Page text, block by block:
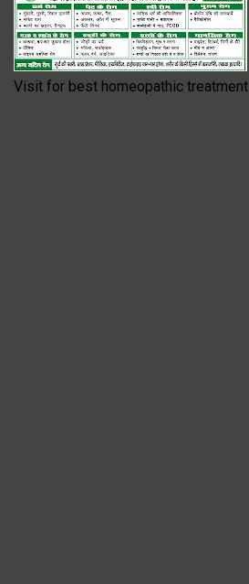
Visit for best homeopathic treatment